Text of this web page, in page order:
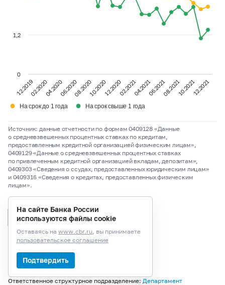
12.201902.202004.202006.202008.202010.202012.202002.202104.202106.202108.202110.202112.2021
0
1,2
● На срок до 1 года ● На срок свыше 1 года
Источник: данные отчетности по формам 0409128 «Данные
о средневзвешенных процентных ставках по кредитам,
предоставленным кредитной организацией физическим лицам»,
0409129 «Данные о средневзвешенных процентных ставках
по привлеченным кредитной организацией вкладам, депозитам»,
0409303 «Сведения о ссудах, предоставленных юридическим лицам»
и 0409316 «Сведения о кредитах, предоставленных физическим
лицам».
Сохранить в PDF
Копировать ссылку
Ответственное структурное подразделение: Департамент
На сайте Банка России
используются файлы cookie
Оставаясь на www.cbr.ru, вы принимаете
пользовательское соглашение
Подтвердить